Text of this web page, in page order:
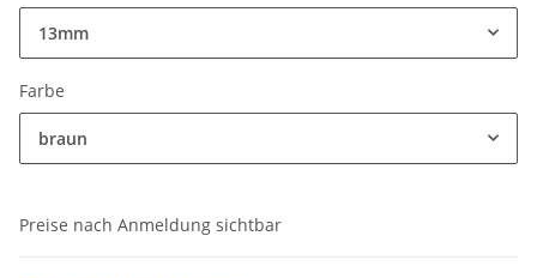
13mm
Farbe
braun
Preise nach Anmeldung sichtbar